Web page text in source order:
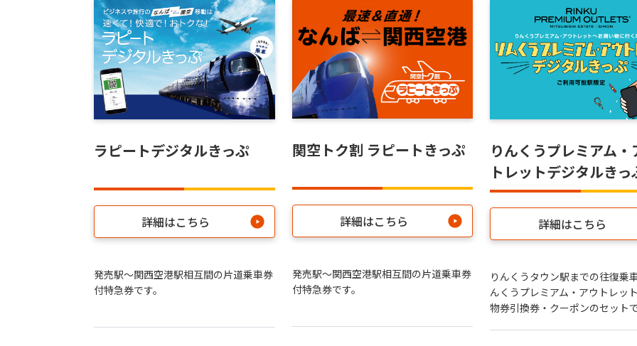
ラピートデジタルきっぷ
詳細はこちら
発売駅～関西空港駅相互間の片道乗車券
付特急券です。
関空トク割 ラピートきっぷ
詳細はこちら
発売駅～関西空港駅相互間の片道乗車券
付特急券です。
りんくうプレミアム・
トレットデジタルきっ
詳細はこちら
りんくうタウン駅までの往復乗
んくうプレミアム・アウトレッ
物券引換券・クーポンのセット